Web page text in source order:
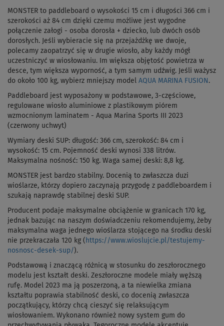
MONSTER to paddleboard o wysokości 15 cm i długości 366 cm i
szerokości aż 84 cm dzięki czemu możliwe jest wygodne
połączenie załogi - osoba dorosła + dziecko, lub dwóch osób
dorosłych. Jeśli wybieracie się na przejażdżkę we dwoje,
polecamy zaopatrzyć się w drugie wiosło, aby każdy mógł
uczestniczyć w wiosłowaniu. Im większa objętość powietrza w
desce, tym większa wyporność, a tym samym udźwig. Jeśli ważysz
do około 100 kg, wybierz mniejszy model AQUA MARINA FUSION .
Paddleboard jest wyposażony w podstawowe, 3-częściowe,
regulowane wiosło aluminiowe z plastikowym piórem
wzmocnionym laminatem - Aqua Marina Sports III 2023
(czerwony uchwyt)
Wymiary deski SUP: długość: 366 cm, szerokość: 84 cm i
wysokość: 15 cm. Pojemność deski wynosi 338 litrów.
Maksymalna nośność: 150 kg. Waga samej deski: 8,8 kg.
MONSTER jest bardzo stabilny. Docenią to zwłaszcza duzi
wioślarze, którzy dopiero zaczynają przygodę z paddleboardem i
szukają naprawdę stabilnej deski SUP.
Producent podaje maksymalne obciążenie w granicach 170 kg,
jednak bazując na naszym doświadczeniu rekomendujemy, żeby
maksymalna waga jednego wioślarza stojącego na środku deski
nie przekraczała 120 kg ( https://www.wioslujcie.pl/testujemy-
nosnosc-desek-sup/ ).
Podstawową i znaczącą różnicą w stosunku do zeszłorocznego
modelu jest kształt deski. Zeszłoroczne modele miały węższą
rufę. Model 2023 ma ją poszerzoną, a ta niewielka zmiana
kształtu poprawia stabilność deski, co docenią zwłaszcza
początkujący, którzy chcą cieszyć się relaksującym
wiosłowaniem. Wykonano również nowy system gum do